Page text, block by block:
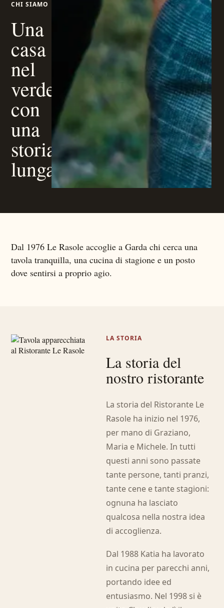
CHI SIAMO
Una
casa
nel
verde,
con
una
storia
lunga.
Dal 1976 Le Rasole accoglie a Garda chi cerca una
tavola tranquilla, una cucina di stagione e un posto
dove sentirsi a proprio agio.
LA STORIA
La storia del
nostro ristorante
La storia del Ristorante Le
Rasole ha inizio nel 1976,
per mano di Graziano,
Maria e Michele. In tutti
questi anni sono passate
tante persone, tanti pranzi,
tante cene e tante stagioni:
ognuna ha lasciato
qualcosa nella nostra idea
di accoglienza.
Dal 1988 Katia ha lavorato
in cucina per parecchi anni,
portando idee ed
entusiasmo. Nel 1998 si è